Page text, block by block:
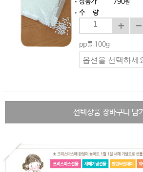
원
수 량
pp볼 100g
선택상품 장바구니 담기